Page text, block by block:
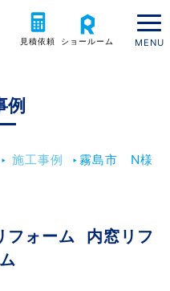
見積依頼 ショールーム
例
‣ 施工事例 ‣霧島市 N様
ォーム 内窓リフ